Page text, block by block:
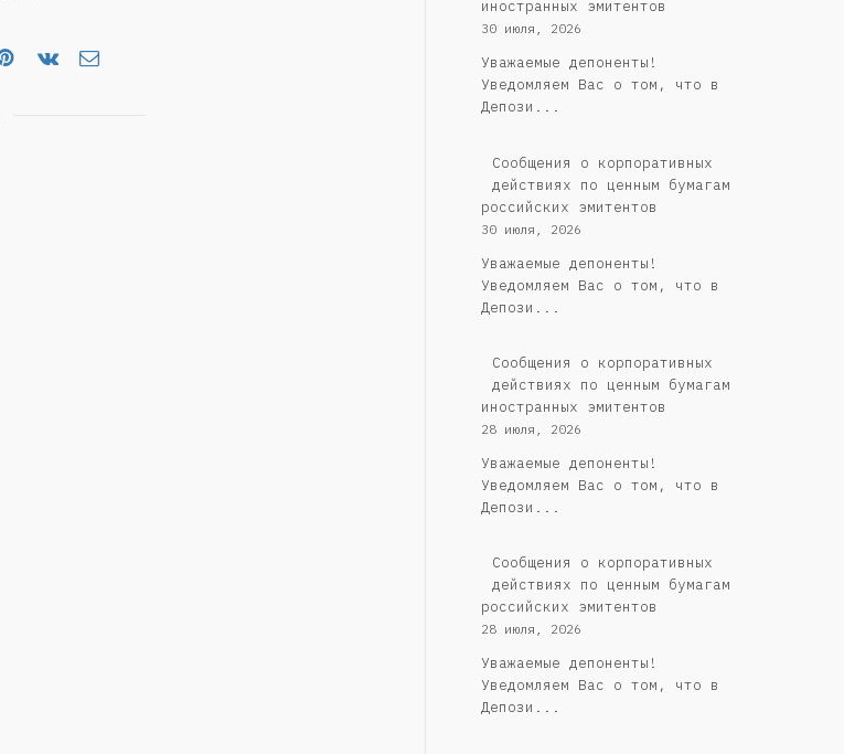
иностранных эмитентов
30 июля, 2026
Уважаемые депоненты!
Уведомляем Вас о том, что в
Депози...
Cообщения о корпоративных
действиях по ценным бумагам
российских эмитентов
30 июля, 2026
Уважаемые депоненты!
Уведомляем Вас о том, что в
Депози...
Сообщения о корпоративных
действиях по ценным бумагам
иностранных эмитентов
28 июля, 2026
Уважаемые депоненты!
Уведомляем Вас о том, что в
Депози...
Cообщения о корпоративных
действиях по ценным бумагам
российских эмитентов
28 июля, 2026
Уважаемые депоненты!
Уведомляем Вас о том, что в
Депози...